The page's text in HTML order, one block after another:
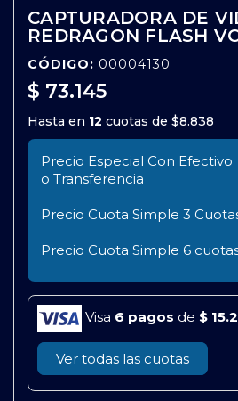
CAPTURADORA DE
REDRAGON FLASH
CÓDIGO: 00004130
$ 73.145
Hasta en 12 cuotas de $8.838
Precio Especial Con Efectivo
o Transferencia
Precio Cuota Simple 3
Precio Cuota Simple 6
Visa 6 pagos de $
Ver todas las cuotas